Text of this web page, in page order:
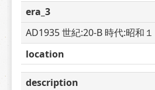
era_3
AD1935 世紀:20-B 時代:昭和
location
description